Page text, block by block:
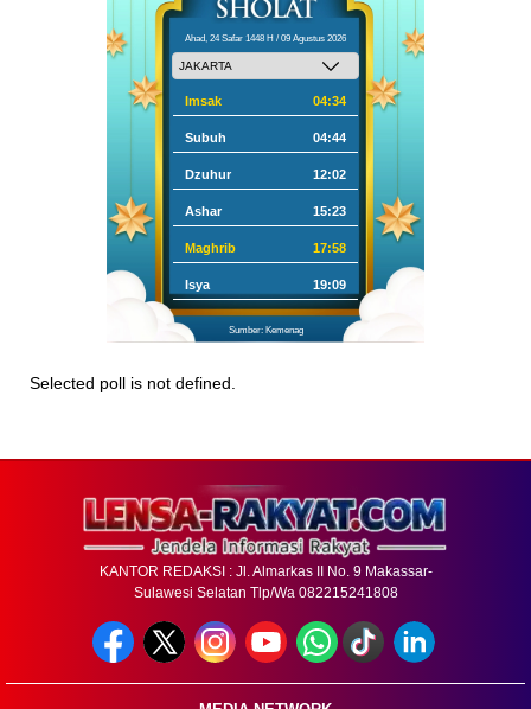
Ahad, 24 Safar 1448 H / 09 Agustus 2026
Imsak 04:34
Subuh 04:44
Dzuhur 12:02
Ashar 15:23
Maghrib 17:58
Isya 19:09
Sumber: Kemenag
Selected poll is not defined.
KANTOR REDAKSI : Jl. Almarkas II No. 9 Makassar-
Sulawesi Selatan Tlp/Wa 082215241808